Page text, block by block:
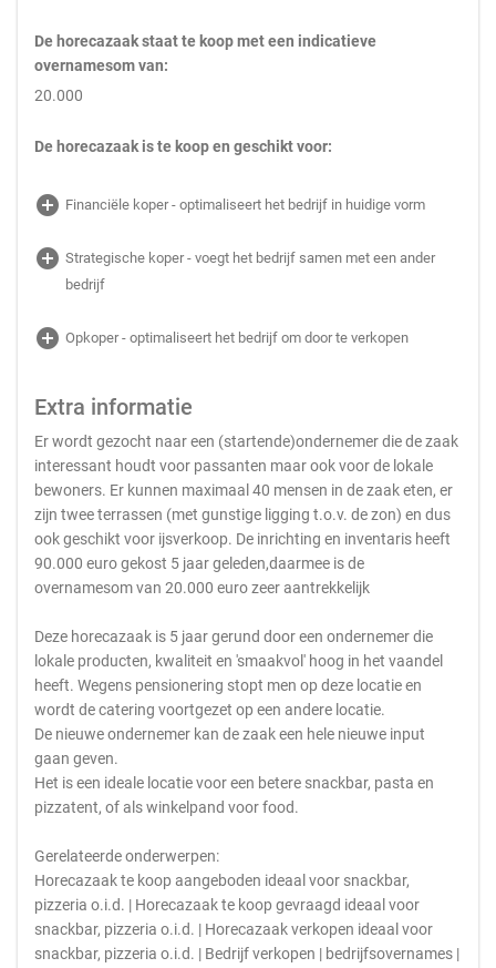
De horecazaak staat te koop met een indicatieve
overnamesom van:
20.000
De horecazaak is te koop en geschikt voor:
add_circle Financiële koper - optimaliseert het bedrijf in huidige vorm
add_circle Strategische koper - voegt het bedrijf samen met een ander
bedrijf
add_circle Opkoper - optimaliseert het bedrijf om door te verkopen
Extra informatie
Er wordt gezocht naar een (startende)ondernemer die de zaak
interessant houdt voor passanten maar ook voor de lokale
bewoners. Er kunnen maximaal 40 mensen in de zaak eten, er
zijn twee terrassen (met gunstige ligging t.o.v. de zon) en dus
ook geschikt voor ijsverkoop. De inrichting en inventaris heeft
90.000 euro gekost 5 jaar geleden,daarmee is de
overnamesom van 20.000 euro zeer aantrekkelijk
Deze horecazaak is 5 jaar gerund door een ondernemer die
lokale producten, kwaliteit en 'smaakvol' hoog in het vaandel
heeft. Wegens pensionering stopt men op deze locatie en
wordt de catering voortgezet op een andere locatie.
De nieuwe ondernemer kan de zaak een hele nieuwe input
gaan geven.
Het is een ideale locatie voor een betere snackbar, pasta en
pizzatent, of als winkelpand voor food.
Gerelateerde onderwerpen:
Horecazaak te koop aangeboden ideaal voor snackbar,
pizzeria o.i.d. | Horecazaak te koop gevraagd ideaal voor
snackbar, pizzeria o.i.d. | Horecazaak verkopen ideaal voor
snackbar, pizzeria o.i.d. | Bedrijf verkopen | bedrijfsovernames |